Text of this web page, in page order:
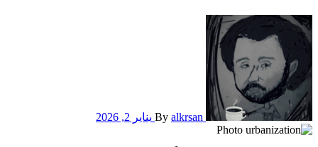
By alkrsan يناير 2, 2026